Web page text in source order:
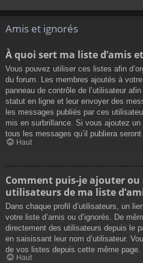
Amis et ignorés
À quoi sert ma liste d’amis
Vous pouvez utiliser ces listes afin
du forum. Les membres ajoutés à
panneau de contrôle de l’utilisateur
statut en ligne et leur envoyer des
les messages publiés par ces
mis en surbrillance. Si vous ajoutez
tous les messages qu’il publiera
Haut
Comment puis-je ajouter
utilisateurs de ma liste
Dans chaque profil d’utilisateurs, un
votre liste d’amis ou d’ignorés. De
directement des utilisateurs depuis le
en saisissant leur nom d’utilisateur.
de vos listes depuis cette même page.
Haut